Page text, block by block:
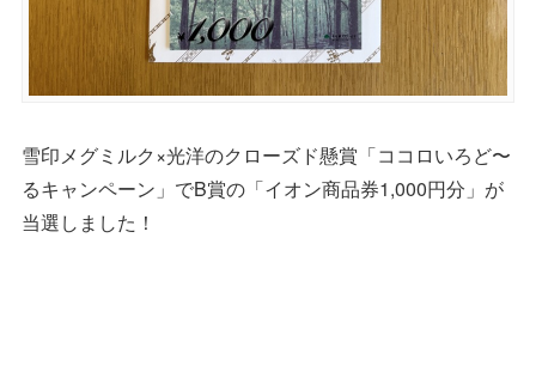
雪印メグミルク×光洋のクローズド懸賞「ココロいろど〜
るキャンペーン」でB賞の「イオン商品券1,000円分」が
当選しました！